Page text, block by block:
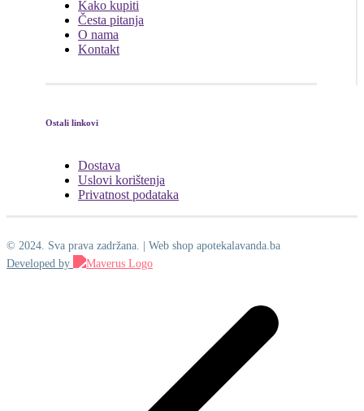
Kako kupiti
Česta pitanja
O nama
Kontakt
Ostali linkovi
Dostava
Uslovi korištenja
Privatnost podataka
© 2024. Sva prava zadržana. | Web shop apotekalavanda.ba
Developed by